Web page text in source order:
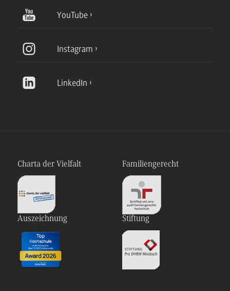
YouTube
Instagram
LinkedIn
Charta der Vielfalt Familiengerecht
Auszeichnung Stiftung